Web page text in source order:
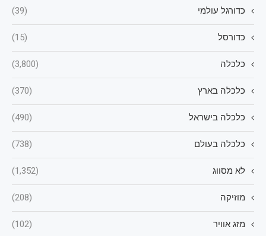
כדורגל עולמי (39)
כדורסל (15)
כלכלה (3,800)
כלכלה בארץ (370)
כלכלה בישראל (490)
כלכלה בעולם (738)
לא מסווג (1,352)
מוזיקה (208)
מזג אוויר (102)